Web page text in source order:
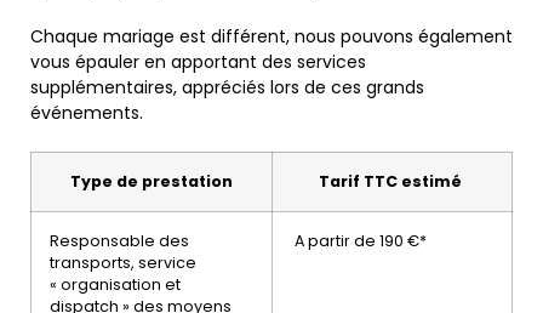
Chaque mariage est différent, nous pouvons également
vous épauler en apportant des services
supplémentaires, appréciés lors de ces grands
événements.
Type de prestation Tarif TTC estimé
Responsable des
transports, service
« organisation et
dispatch » des moyens
A partir de 190 €*